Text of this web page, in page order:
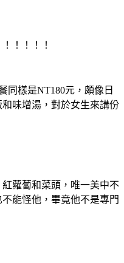
！！！！
同樣是NT180元，頗像日
味增湯，對於女生來講份
蘿蔔和菜頭，唯一美中不
能怪他，畢竟他不是專門